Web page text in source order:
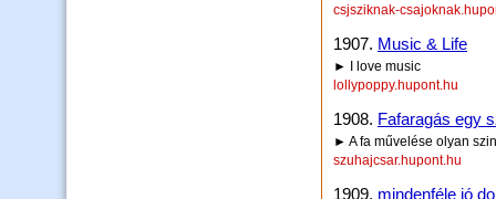
csjsziknak-
1907. Music & Life
► I love music
lollypoppy.hupont.hu
1908. Fafaragás egy
► A fa művelése olyan
szuhajcsar.hupont.hu
1909. mindenféle jó